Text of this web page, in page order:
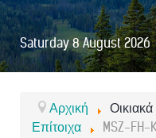
Saturday 8 August 2026
Αρχική Οικιακά
Επίτοιχα
MSZ-FH-